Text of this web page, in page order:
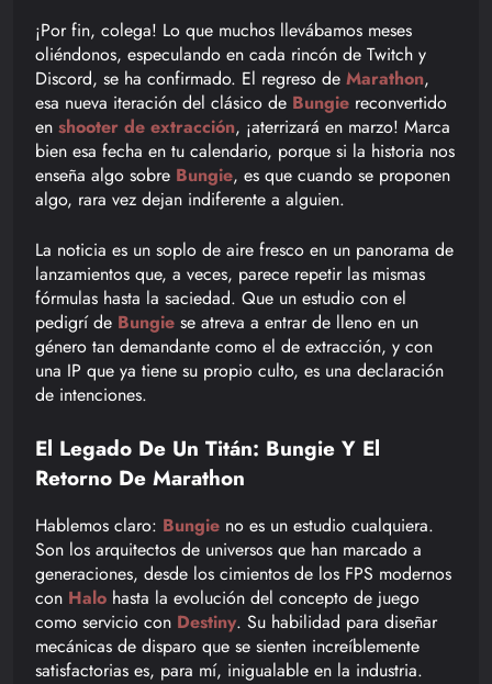
¡Por fin, colega! Lo que muchos llevábamos meses
oliéndonos, especulando en cada rincón de Twitch y
Discord, se ha confirmado. El regreso de Marathon,
esa nueva iteración del clásico de Bungie reconvertido
en shooter de extracción, ¡aterrizará en marzo! Marca
bien esa fecha en tu calendario, porque si la historia nos
enseña algo sobre Bungie, es que cuando se proponen
algo, rara vez dejan indiferente a alguien.
La noticia es un soplo de aire fresco en un panorama de
lanzamientos que, a veces, parece repetir las mismas
fórmulas hasta la saciedad. Que un estudio con el
pedigrí de Bungie se atreva a entrar de lleno en un
género tan demandante como el de extracción, y con
una IP que ya tiene su propio culto, es una declaración
de intenciones.
El Legado De Un Titán: Bungie Y El
Retorno De Marathon
Hablemos claro: Bungie no es un estudio cualquiera.
Son los arquitectos de universos que han marcado a
generaciones, desde los cimientos de los FPS modernos
con Halo hasta la evolución del concepto de juego
como servicio con Destiny. Su habilidad para diseñar
mecánicas de disparo que se sienten increíblemente
satisfactorias es, para mí, inigualable en la industria.